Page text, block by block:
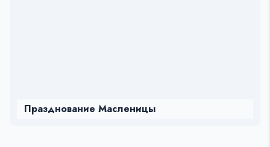
Празднование Масленицы